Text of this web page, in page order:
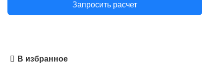
Запросить расчет
В избранное